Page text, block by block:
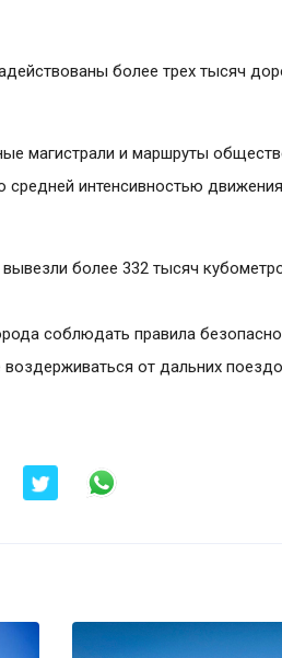
более трех тысяч
магистрали и маршруты
средней интенсивностью
более 332 тысяч
соблюдать правила
от дальних